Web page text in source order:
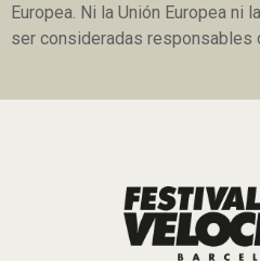
Europea. Ni la Unión Europea ni
ser consideradas responsables